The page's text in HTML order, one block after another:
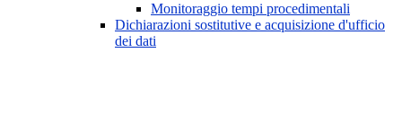
Monitoraggio tempi procedimentali
Dichiarazioni sostitutive e acquisizione d'ufficio
dei dati